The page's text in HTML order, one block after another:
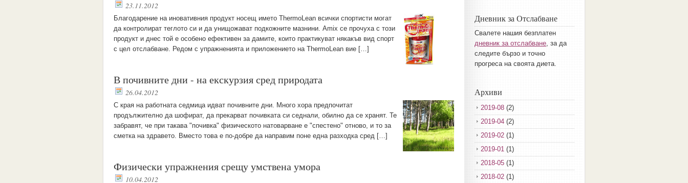
23.11.2012
Благодарение на иновативния продукт носещ името ThermoLean всички спортисти могат
да контролират теглото си и да унищожават подкожните мазнини. Amix се прочуха с този
продукт и днес той е особено ефективен за дамите, които практикуват някакъв вид спорт
с цел отслабване. Редом с упражненията и приложението на ThermoLean вие […]
В почивните дни - на екскурзия сред природата
26.04.2012
С края на работната седмица идват почивните дни. Много хора предпочитат
продължително да шофират, да прекарват почивката си седнали, обилно да се хранят. Те
забравят, че при такава "почивка" физическото натоварване е "спестено" отново, и то за
сметка на здравето. Вместо това е по-добре да направим поне една разходка сред […]
Физически упражнения срещу умствена умора
10.04.2012
Дневник за Отслабване
Свалете нашия безплатен
дневник за отслабване, за да
следите бързо и точно
прогреса на своята диета.
Архиви
2019-08 (2)
2019-04 (2)
2019-02 (1)
2019-01 (1)
2018-05 (1)
2018-02 (1)